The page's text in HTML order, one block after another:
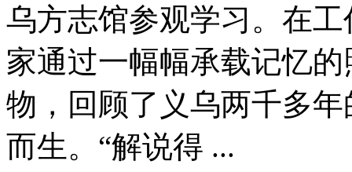
乌方志馆参观学习。在
家通过一幅幅承载记忆
物，回顾了义乌两千多
而生。“解说得 ...